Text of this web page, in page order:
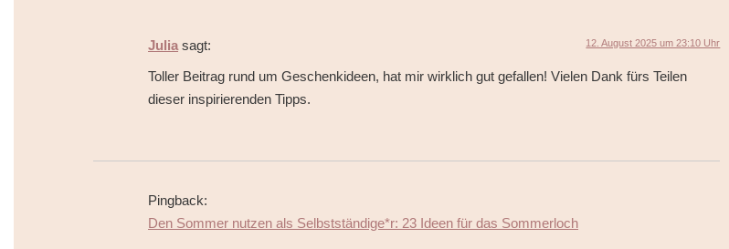
Julia sagt: 12. August 2025 um 23:10 Uhr
Toller Beitrag rund um Geschenkideen, hat mir wirklich gut gefallen! Vielen Dank fürs Teilen
dieser inspirierenden Tipps.
Pingback:
Den Sommer nutzen als Selbstständige*r: 23 Ideen für das Sommerloch